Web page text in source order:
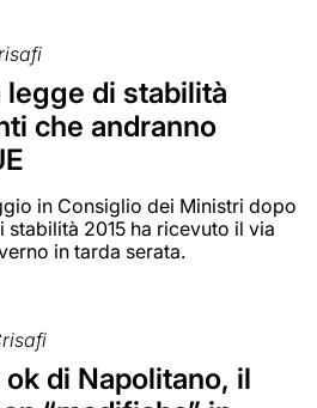
legge di stabilità
che andranno
in Consiglio dei Ministri dopo
2015 ha ricevuto il via
in tarda serata.
di Napolitano, il